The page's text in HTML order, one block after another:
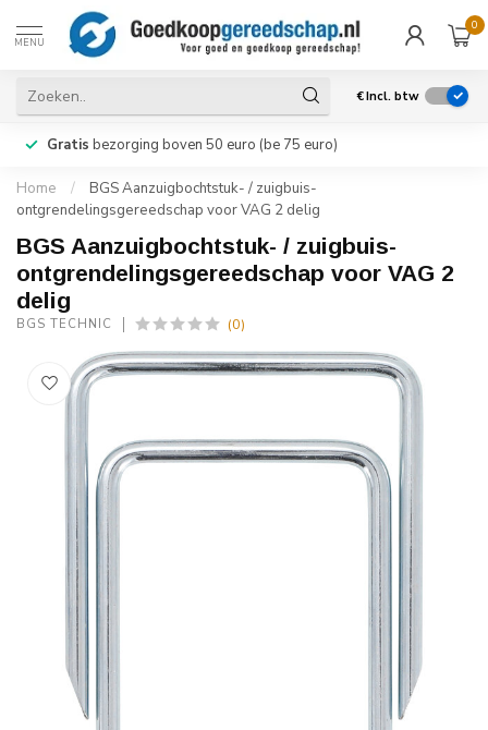
MENU
0
€Incl. btw
Gratis bezorging boven 50 euro (be 75 euro)
Home /
BGS Aanzuigbochtstuk- / zuigbuis-
ontgrendelingsgereedschap voor VAG 2 delig
BGS Aanzuigbochtstuk- / zuigbuis-
ontgrendelingsgereedschap voor VAG 2
delig
BGS TECHNIC (0)